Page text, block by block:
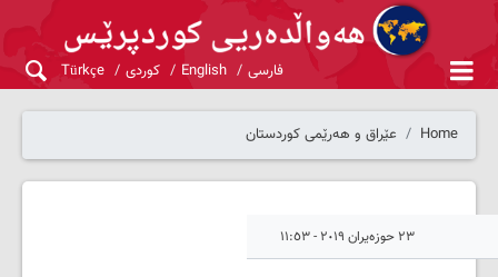
فارسی English کوردی Türkçe
Home عێراق و هەرێمی کوردستان
٢٣ حوزەیران ٢٠١٩ - ١١:٥٣